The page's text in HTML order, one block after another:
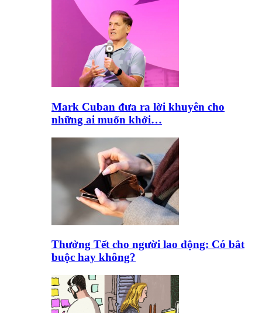
Mark Cuban đưa ra lời khuyên cho
những ai muốn khởi…
Thưởng Tết cho người lao động: Có bắt
buộc hay không?